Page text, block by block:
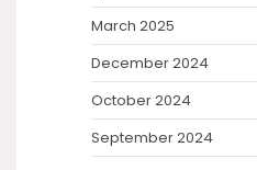
March 2025
December 2024
October 2024
September 2024